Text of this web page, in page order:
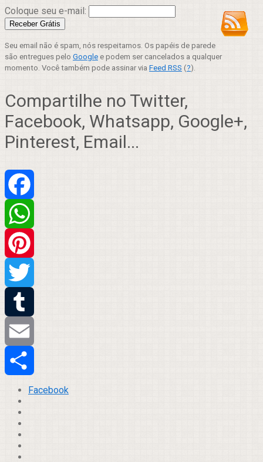
Coloque seu e-mail:
Seu email não é spam, nós respeitamos. Os papéis de parede
são entregues pelo Google e podem ser cancelados a qualquer
momento. Você também pode assinar via Feed RSS (?).
Compartilhe no Twitter,
Facebook, Whatsapp, Google+,
Pinterest, Email...
Facebook
WhatsApp
Pinterest
Twitter
Tumblr
Email
Compartilhar
Facebook